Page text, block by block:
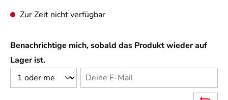
Zur Zeit nicht verfügbar
Benachrichtige mich, sobald das Produkt wieder auf
Lager ist.
Deine E-Mail